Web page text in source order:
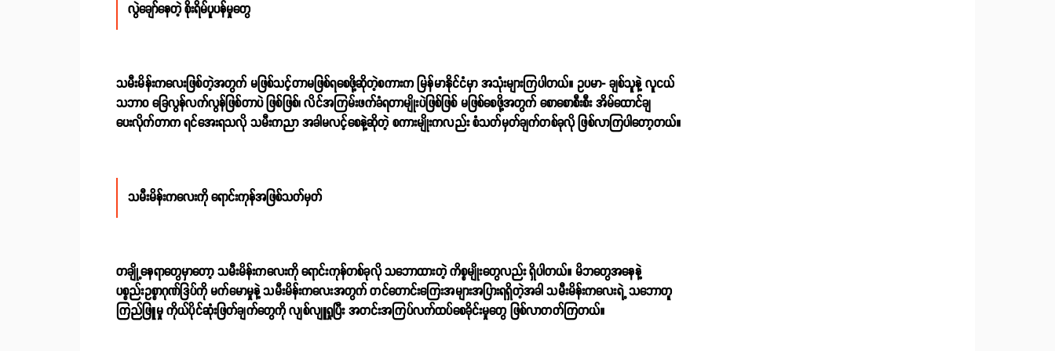
လွဲချော်နေတဲ့ စိုးရိမ်ပူပန်မှုတွေ
သမီးမိန်းကလေးဖြစ်တဲ့အတွက် မဖြစ်သင့်တာမဖြစ်ရစေဖို့ဆိုတဲ့စကားက မြန်မာနိုင်ငံမှာ အသုံးများကြပါတယ်။ ဥပမာ- ချစ်သူနဲ့ လူငယ်
သဘာဝ ခြေလွန်လက်လွန်ဖြစ်တာပဲ ဖြစ်ဖြစ်၊ လိင်အကြမ်းဖက်ခံရတာမျိုးပဲဖြစ်ဖြစ် မဖြစ်စေဖို့အတွက် စောစောစီးစီး အိမ်ထောင်ချ
ပေးလိုက်တာက ရင်အေးရသလို သမီးကညာ အခါမလင့်စေနဲ့ဆိုတဲ့ စကားမျိုးကလည်း စံသတ်မှတ်ချက်တစ်ခုလို ဖြစ်လာကြပါတော့တယ်။
သမီးမိန်းကလေးကို ရောင်းကုန်အဖြစ်သတ်မှတ်
တချို့နေရာတွေမှာတော့ သမီးမိန်းကလေးကို ရောင်းကုန်တစ်ခုလို သဘောထားတဲ့ ကိစ္စမျိုးတွေလည်း ရှိပါတယ်။ မိဘတွေအနေနဲ့
ပစ္စည်းဥစ္စာဂုဏ်ဒြပ်ကို မက်မောမှုနဲ့ သမီးမိန်းကလေးအတွက် တင်တောင်းကြေးအများအပြားရရှိတဲ့အခါ သမီးမိန်းကလေးရဲ့ သဘောတူ
ကြည်ဖြူမှု ကိုယ်ပိုင်ဆုံးဖြတ်ချက်တွေကို လျစ်လျူရှုပြီး အတင်းအကြပ်လက်ထပ်စေခိုင်းမှုတွေ ဖြစ်လာတတ်ကြတယ်။